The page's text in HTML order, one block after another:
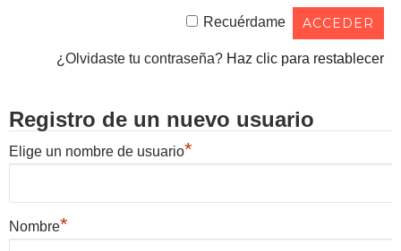
Recuérdame
¿Olvidaste tu contraseña? Haz clic para restablecer
Registro de un nuevo usuario
Elige un nombre de usuario*
Nombre*